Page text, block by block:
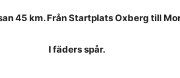
45 km. Från Startplats Oxberg till
I fäders spår.